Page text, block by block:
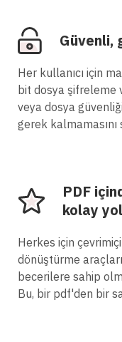
Güvenli,
Her kullanıcı için
bit dosya şifreleme
veya dosya
gerek kalmamasını
PDF
kolay
Herkes için
dönüştürme
becerilere sahip
Bu, bir pdf'den bir